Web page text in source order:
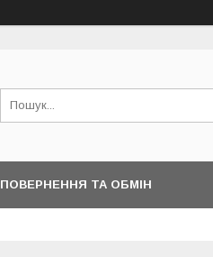
ПОВЕРНЕННЯ ТА ОБМІН